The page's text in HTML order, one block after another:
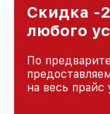
и лояльности
Скидка -
любого
По
на весь прайс